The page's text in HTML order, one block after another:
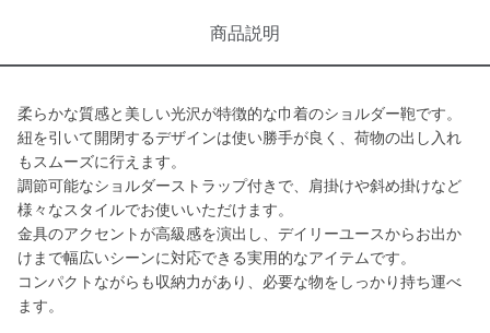
商品説明
柔らかな質感と美しい光沢が特徴的な巾着のショルダー鞄です。
紐を引いて開閉するデザインは使い勝手が良く、荷物の出し入れ
もスムーズに行えます。
調節可能なショルダーストラップ付きで、肩掛けや斜め掛けなど
様々なスタイルでお使いいただけます。
金具のアクセントが高級感を演出し、デイリーユースからお出か
けまで幅広いシーンに対応できる実用的なアイテムです。
コンパクトながらも収納力があり、必要な物をしっかり持ち運べ
ます。